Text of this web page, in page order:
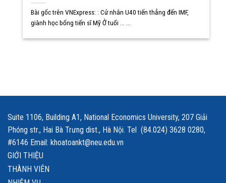
Bài gốc trên VNExpress: : Cử nhân U40 tiến thẳng đến IMF,
giành học bổng tiến sĩ Mỹ Ở tuổi ... ...
Suite 1106, Building A1, National Economics University, 207 Giải
Phóng str., Hai Bà Trưng dist., Hà Nội. Tel (84.024) 3628 0280,
#6146 Email: khoatoankt@neu.edu.vn
GIỚI THIỆU
THÀNH VIÊN